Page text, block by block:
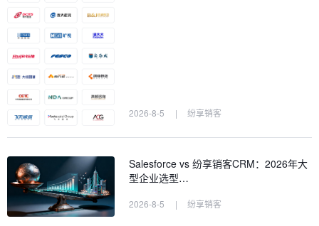
2026-8-5 | 纷享销客
Salesforce vs 纷享销客CRM：2026年大
型企业选型…
2026-8-5 | 纷享销客